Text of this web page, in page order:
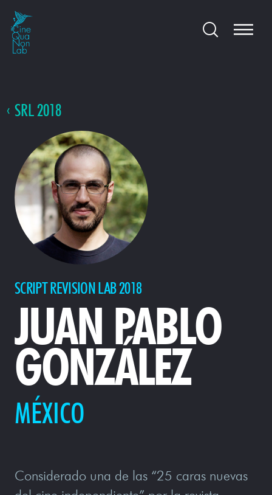
SRL 2018
SCRIPT REVISION LAB 2018
JUAN PABLO
GONZÁLEZ
MÉXICO
Considerado una de las “25 caras nuevas